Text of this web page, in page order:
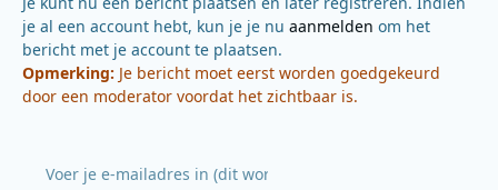
je al een account hebt, kun je je nu aanmelden om het
bericht met je account te plaatsen.
Opmerking: Je bericht moet eerst worden goedgekeurd
door een moderator voordat het zichtbaar is.